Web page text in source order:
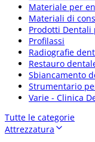
Materiale per
Materiali di
Prodotti Dentali
Profilassi
Radiografie
Restauro
Sbiancamento
Strumentario
Varie - Clinica
Tutte le categorie
Attrezzatura